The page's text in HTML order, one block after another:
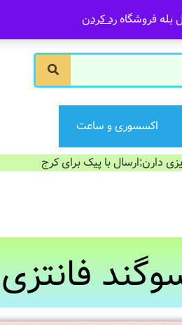
رد کردن
اکسسوری و ساعت
فانتزی